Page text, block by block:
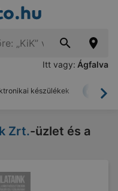
Itt vagy: Ágfalva
készülékek
Zrt.-üzlet és a